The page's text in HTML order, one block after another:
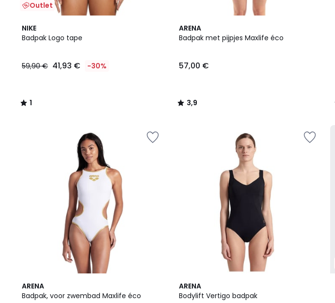
Outlet
NIKE
Badpak Logo tape
59,90 € 41,93 € -30%
1
/
1
/
ARENA
Badpak met pijpjes Maxlife éco
57,00 €
3,9
/ 5
3,9
/
ARENA
Badpak, voor zwembad Maxlife éco
3,2
/ 5
ARENA
Bodylift Vertigo badpak
4,6
/ 5